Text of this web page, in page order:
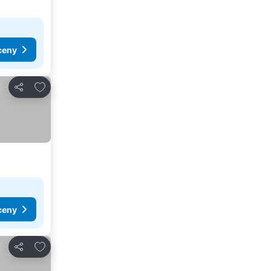
Sdílet
Přidat na seznam oblíbených hotelů
Sdílet
Přidat na seznam oblíbených hotelů